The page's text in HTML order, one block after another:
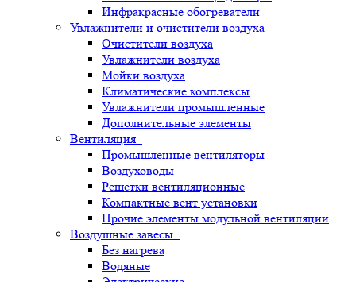
Инфракрасные обогреватели
Увлажнители и очистители воздуха
Очистители воздуха
Увлажнители воздуха
Мойки воздуха
Климатические комплексы
Увлажнители промышленные
Дополнительные элементы
Вентиляция
Промышленные вентиляторы
Воздуховоды
Решетки вентиляционные
Компактные вент установки
Прочие элементы модульной вентиляции
Воздушные завесы
Без нагрева
Водяные